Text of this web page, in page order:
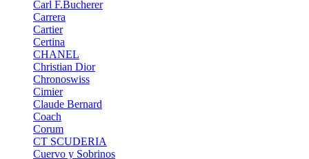
Carl F.Bucherer
Carrera
Cartier
Certina
CHANEL
Christian Dior
Chronoswiss
Cimier
Claude Bernard
Coach
Corum
CT SCUDERIA
Cuervo y Sobrinos